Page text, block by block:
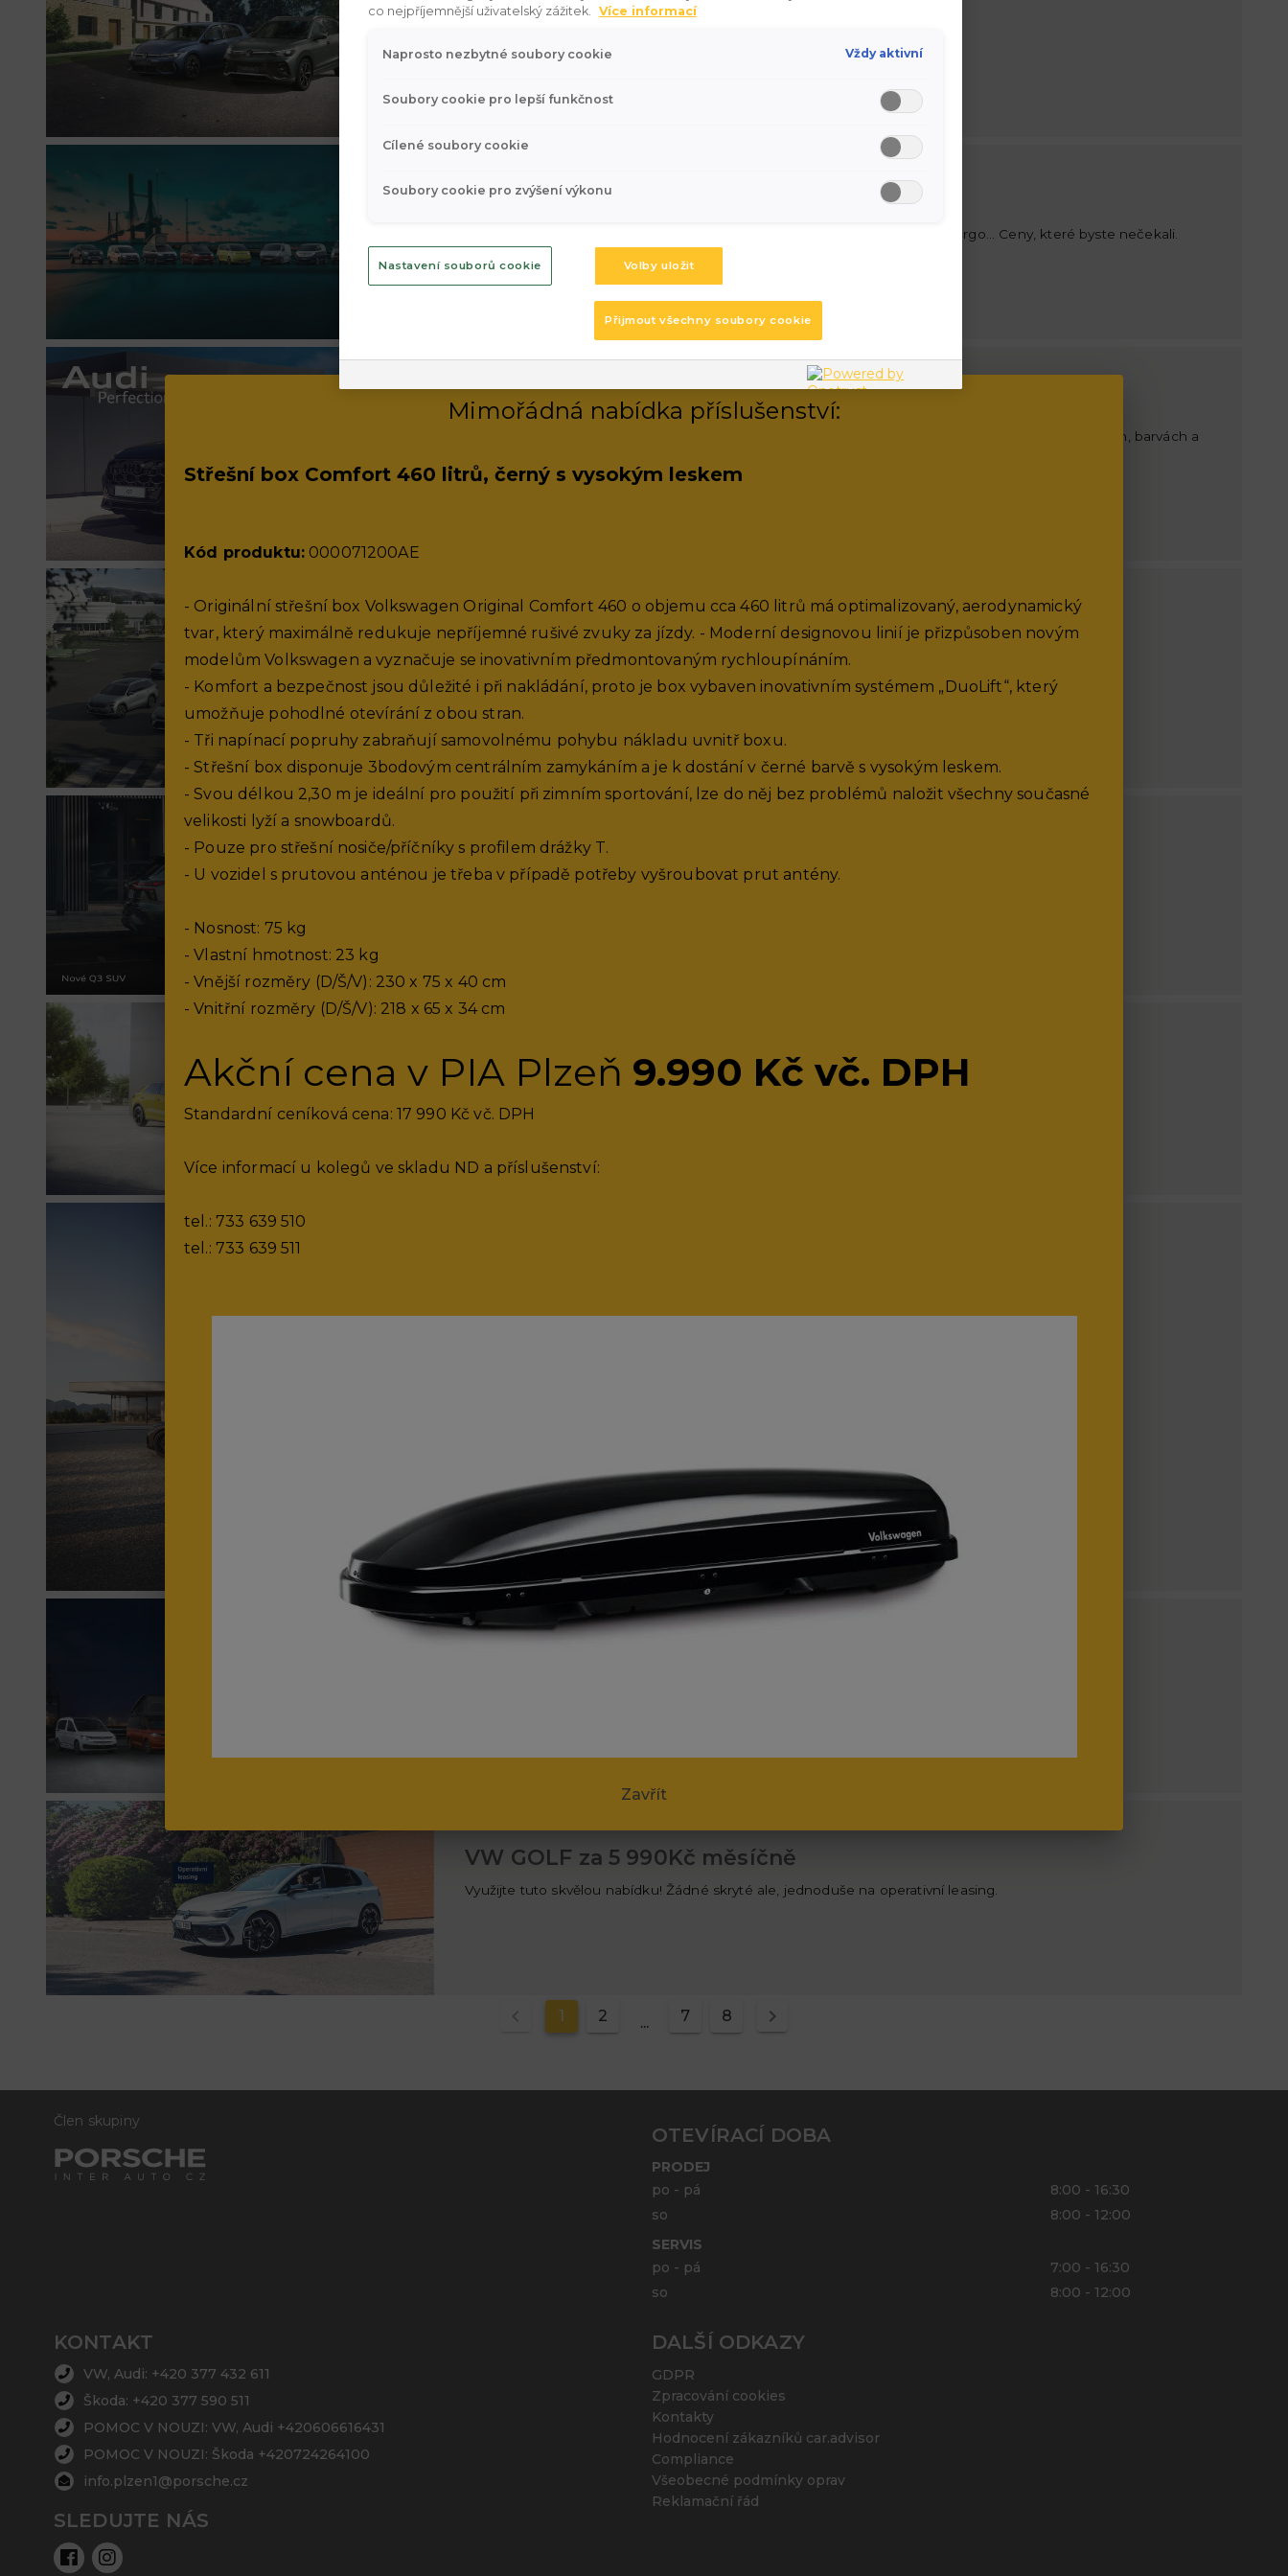
Ceny, které vás posadí za volant
Akce od Volkswagen Užitkové vozy - Caddy, Transpoter, Crafter, ID.Buzz Cargo... Ceny, které byste nečekali.
Audi Q7 Perfection
Dopřejte si dokonalost od 1 999 500 Kč bez DPH. Posledních 13 vozů v nabídce v různých výbavách, barvách a
Výkupní bonus u vozů Škoda
Využijte výkupní bonus až 70 000,- Kč k vašemu novému vozu Škoda
Nové Audi Q3
Navrženo pro život.
Nový VW T-Roc již v našem salonu
Přijďte ho okouknout - v krásné konfiguraci R-Line vás určitě nadchne.
29.9.2025
VW GOLF za 5 990Kč měsíčně
Využijte tuto skvělou nabídku! Žádné skryté ale, jednoduše na operativní leasing.
1 2 ... 7 8
Člen skupiny
OTEVÍRACÍ DOBA
PRODEJ
po - pá
8:00 - 16:30
so
8:00 - 12:00
SERVIS
po - pá
7:00 - 16:30
so
8:00 - 12:00
KONTAKT
VW, Audi: +420 377 432 611
Škoda: +420 377 590 511
POMOC V NOUZI: VW, Audi +420606616431
POMOC V NOUZI: Škoda +420724264100
info.plzen1@porsche.cz
SLEDUJTE NÁS
DALŠÍ ODKAZY
GDPR
Zpracování cookies
Kontakty
Hodnocení zákazníků car.advisor
Compliance
Všeobecné podmínky oprav
Reklamační řád
Mimořádná nabídka příslušenství:
Střešní box Comfort 460 litrů, černý s vysokým leskem
Kód produktu:000071200AE
- Originální střešní box Volkswagen Original Comfort 460 o objemu cca 460 litrů má optimalizovaný, aerodynamický
tvar, který maximálně redukuje nepříjemné rušivé zvuky za jízdy. - Moderní designovou linií je přizpůsoben novým
modelům Volkswagen a vyznačuje se inovativním předmontovaným rychloupínáním.
- Komfort a bezpečnost jsou důležité i při nakládání, proto je box vybaven inovativním systémem „DuoLift“, který
umožňuje pohodlné otevírání z obou stran.
- Tři napínací popruhy zabraňují samovolnému pohybu nákladu uvnitř boxu.
- Střešní box disponuje 3bodovým centrálním zamykáním a je k dostání v černé barvě s vysokým leskem.
- Svou délkou 2,30 m je ideální pro použití při zimním sportování, lze do něj bez problémů naložit všechny současné
velikosti lyží a snowboardů.
- Pouze pro střešní nosiče/příčníky s profilem drážky T.
- U vozidel s prutovou anténou je třeba v případě potřeby vyšroubovat prut antény.
- Nosnost: 75 kg
- Vlastní hmotnost: 23 kg
- Vnější rozměry (D/Š/V): 230 x 75 x 40 cm
- Vnitřní rozměry (D/Š/V): 218 x 65 x 34 cm
Akční cena v PIA Plzeň 9.990 Kč vč. DPH
Standardní ceníková cena: 17 990 Kč vč. DPH
Více informací u kolegů ve skladu ND a příslušenství:
tel.: 733 639 510
tel.: 733 639 511
Zavřít
co nejpříjemnější uživatelský zážitek.
Více informací
Naprosto nezbytné soubory cookie Vždy aktivní
Soubory cookie pro lepší funkčnost
Cílené soubory cookie
Soubory cookie pro zvýšení výkonu
Nastavení souborů cookie Volby uložit
Přijmout všechny soubory cookie